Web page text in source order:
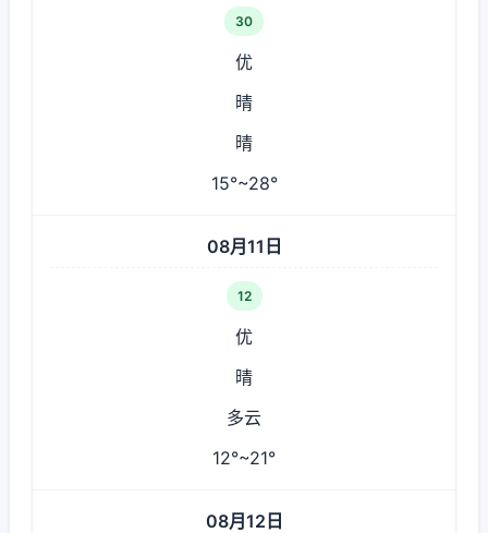
30
优
晴
晴
15°~28°
08月11日
12
优
晴
多云
12°~21°
08月12日